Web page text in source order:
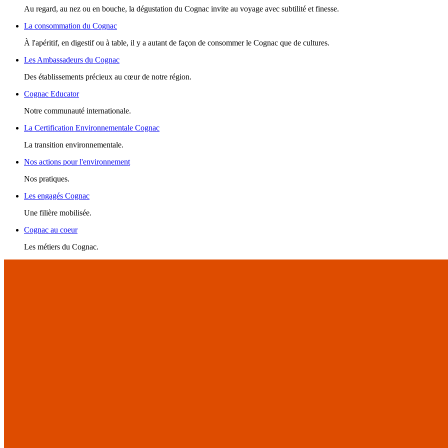
Au regard, au nez ou en bouche, la dégustation du Cognac invite au voyage avec subtilité et finesse.
La consommation du Cognac
À l'apéritif, en digestif ou à table, il y a autant de façon de consommer le Cognac que de cultures.
Les Ambassadeurs du Cognac
Des établissements précieux au cœur de notre région.
Cognac Educator
Notre communauté internationale.
La Certification Environnementale Cognac
La transition environnementale.
Nos actions pour l'environnement
Nos pratiques.
Les engagés Cognac
Une filière mobilisée.
Cognac au coeur
Les métiers du Cognac.